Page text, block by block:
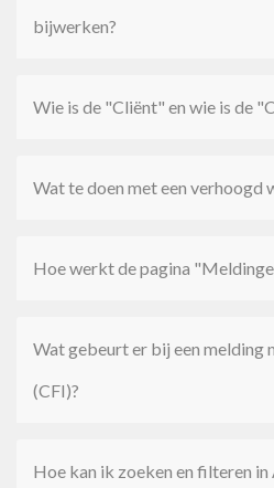
bijwerken?
Wie is de "Cliënt" en wie is de
Wat te doen met een verhoogd
Hoe werkt de pagina
Wat gebeurt er bij een melding
(CFI)?
Hoe kan ik zoeken en filteren